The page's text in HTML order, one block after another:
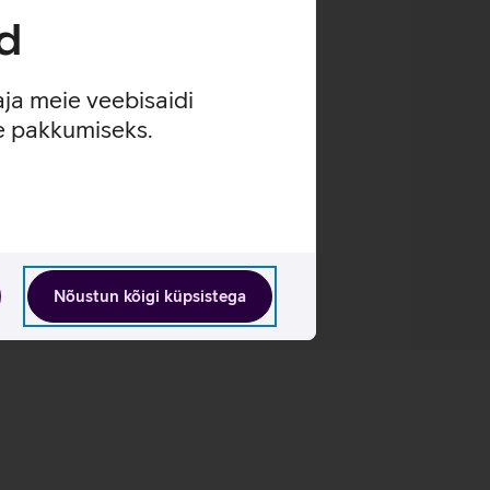
meie veebisaidi
pakkumiseks.
Nõustun kõigi küpsistega